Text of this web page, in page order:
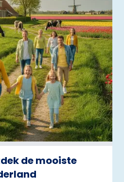
de mooiste